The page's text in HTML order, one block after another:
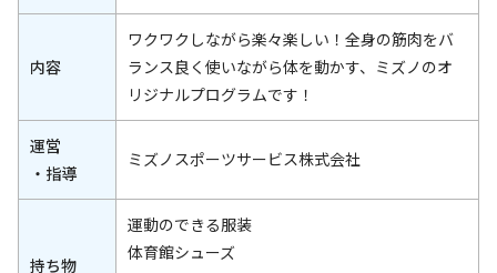
内容
ワクワクしながら楽々楽しい！全身の筋肉をバ
ランス良く使いながら体を動かす、ミズノのオ
リジナルプログラムです！
運営
・指導
ミズノスポーツサービス株式会社
持ち物
運動のできる服装
体育館シューズ